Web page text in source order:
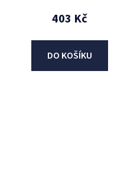
403 Kč
DO KOŠÍKU